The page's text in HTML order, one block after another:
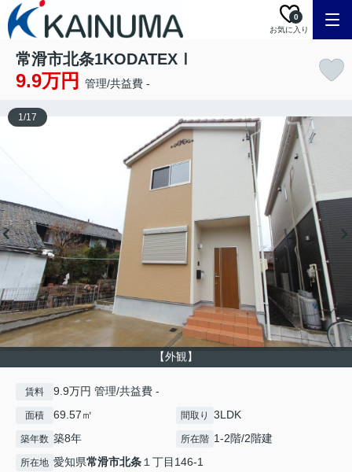
お気に入り
0
常滑市北条1KODATEXⅠ
9.9万円 管理/共益費 -
【外観】
1/17
賃料 9.9万円 管理/共益費 -
面積 69.57㎡ 間取り 3LDK
築年数 築8年 所在階 1-2階/2階建
所在地 愛知県常滑市北条１丁目146-1